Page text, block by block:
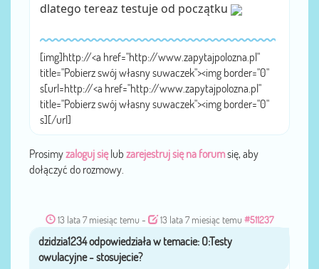
dlatego tereaz testuje od początku
[img]http://<a href="http://www.zapytajpolozna.pl"
title="Pobierz swój własny suwaczek"><img border="0"
s[url=http://<a href="http://www.zapytajpolozna.pl"
title="Pobierz swój własny suwaczek"><img border="0"
s][/url]
Prosimyzaloguj sięlub zarejestruj się na forumsię, aby
dołączyć do rozmowy.
13 lata 7 miesiąc temu - 13 lata 7 miesiąc temu #511237
przezdzidzia1234